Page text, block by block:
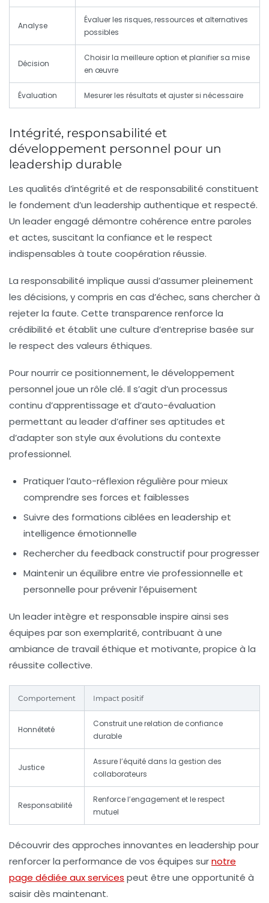
Analyse
Évaluer les risques, ressources et alternatives
possibles
Décision
Choisir la meilleure option et planifier sa mise
en œuvre
Évaluation Mesurer les résultats et ajuster si nécessaire
Intégrité, responsabilité et
développement personnel pour un
leadership durable
Les qualités d’intégrité et de responsabilité constituent
le fondement d’un leadership authentique et respecté.
Un leader engagé démontre cohérence entre paroles
et actes, suscitant la confiance et le respect
indispensables à toute coopération réussie.
La responsabilité implique aussi d’assumer pleinement
les décisions, y compris en cas d’échec, sans chercher à
rejeter la faute. Cette transparence renforce la
crédibilité et établit une culture d’entreprise basée sur
le respect des valeurs éthiques.
Pour nourrir ce positionnement, le développement
personnel joue un rôle clé. Il s’agit d’un processus
continu d’apprentissage et d’auto-évaluation
permettant au leader d’affiner ses aptitudes et
d’adapter son style aux évolutions du contexte
professionnel.
Pratiquer l’auto-réflexion régulière pour mieux
comprendre ses forces et faiblesses
Suivre des formations ciblées en leadership et
intelligence émotionnelle
Rechercher du feedback constructif pour progresser
Maintenir un équilibre entre vie professionnelle et
personnelle pour prévenir l’épuisement
Un leader intègre et responsable inspire ainsi ses
équipes par son exemplarité, contribuant à une
ambiance de travail éthique et motivante, propice à la
réussite collective.
Comportement Impact positif
Honnêteté
Construit une relation de confiance
durable
Justice
Assure l’équité dans la gestion des
collaborateurs
Responsabilité
Renforce l’engagement et le respect
mutuel
Découvrir des approches innovantes en leadership pour
renforcer la performance de vos équipes surnotre
page dédiée aux services peut être une opportunité à
saisir dès maintenant.